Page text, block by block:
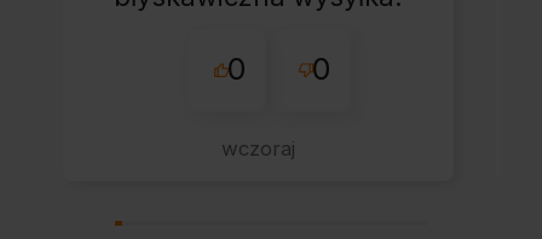
sklepu nie pierwszy
wszystko perfekt.
0 0
wczoraj